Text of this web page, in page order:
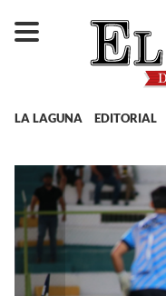
LA LAGUNA EDITORIAL